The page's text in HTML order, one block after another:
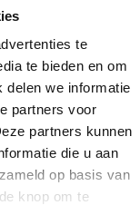
te
te bieden en om
delen we informatie
partners voor
partners kunnen
die u aan
op basis van
knop om te